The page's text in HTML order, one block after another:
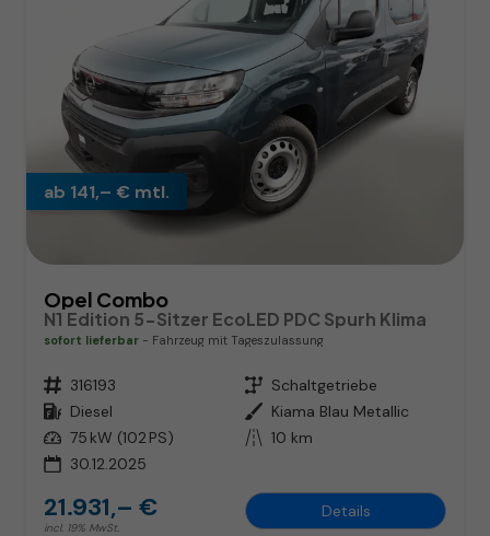
ab 141,– € mtl.
Opel Combo
N1 Edition 5-Sitzer EcoLED PDC Spurh Klima
sofort lieferbar Fahrzeug mit Tageszulassung
Fahrzeugnr. 316193 Getriebe Schaltgetriebe
Kraftstoff Diesel Außenfarbe Kiama Blau Metallic
Leistung 75 kW (102 PS) Kilometerstand 10 km
30.12.2025
21.931,– €
incl. 19% MwSt.
Details